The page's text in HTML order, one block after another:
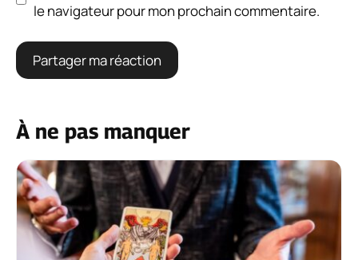
le navigateur pour mon prochain commentaire.
À ne pas manquer